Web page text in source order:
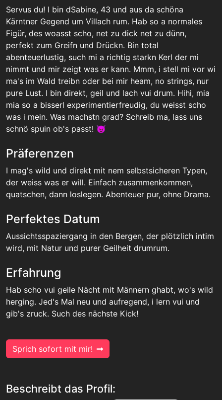
Servus du! I bin dSabine, 43 und aus da schöna
Kärntner Gegend um Villach rum. Hab so a normales
Figür, des woasst scho, net zu dick net zu dünn,
perfekt zum Greifn und Drückn. Bin total
abenteuerlustig, such mi a richtig starkn Kerl der mi
nimmt und mir zeigt was er kann. Mmm, i stell mi vor wi
ma's im Wald treibn oder bei mir heam, no strings, nur
pure Lust. I bin direkt, geil und lach vui drum. Hihi, mia
mia so a bisserl experimentierfreudig, du weisst scho
was i mein. Was machstn grad? Schreib ma, lass uns
schnö spuin ob's passt! 😈
Präferenzen
I mag's wild und direkt mit nem selbstsicheren Typen,
der weiss was er will. Einfach zusammenkommen,
quatschen, dann loslegen. Abenteuer pur, ohne Drama.
Perfektes Datum
Aussichtsspaziergang in den Bergen, der plötzlich intim
wird, mit Natur und purer Geilheit drumrum.
Erfahrung
Hab scho vui geile Nächt mit Männern ghabt, wo's wild
herging. Jed's Mal neu und aufregend, i lern vui und
gib's zruck. Such des nächste Kick!
Sprich sofort mit mir!
Beschreibt das Profil: